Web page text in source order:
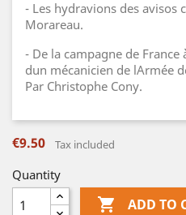
- Les hydravions des avisos
Morareau.
- De la campagne de
dun mécanicien de lArmée
Par Christophe Cony.
€9.50 Tax included
Quantity
 ADD TO